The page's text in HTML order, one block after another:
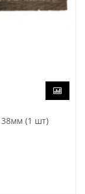
(1 шт)